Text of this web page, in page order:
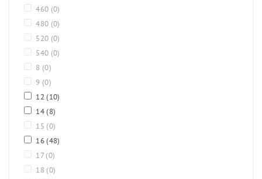
460 (0)
480 (0)
520 (0)
540 (0)
8 (0)
9 (0)
12(10)
14(8)
15 (0)
16(48)
17 (0)
18 (0)